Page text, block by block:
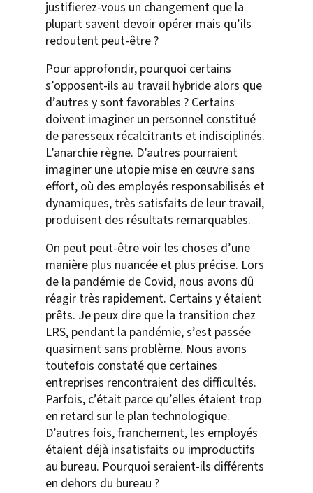
justifierez-vous un changement que la
plupart savent devoir opérer mais qu’ils
redoutent peut-être ?
Pour approfondir, pourquoi certains
s’opposent-ils au travail hybride alors que
d’autres y sont favorables ? Certains
doivent imaginer un personnel constitué
de paresseux récalcitrants et indisciplinés.
L’anarchie règne. D’autres pourraient
imaginer une utopie mise en œuvre sans
effort, où des employés responsabilisés et
dynamiques, très satisfaits de leur travail,
produisent des résultats remarquables.
On peut peut-être voir les choses d’une
manière plus nuancée et plus précise. Lors
de la pandémie de Covid, nous avons dû
réagir très rapidement. Certains y étaient
prêts. Je peux dire que la transition chez
LRS, pendant la pandémie, s’est passée
quasiment sans problème. Nous avons
toutefois constaté que certaines
entreprises rencontraient des difficultés.
Parfois, c’était parce qu’elles étaient trop
en retard sur le plan technologique.
D’autres fois, franchement, les employés
étaient déjà insatisfaits ou improductifs
au bureau. Pourquoi seraient-ils différents
en dehors du bureau ?